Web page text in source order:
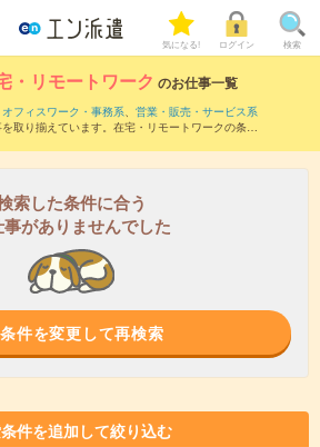
気になる! ログイン 検索
・リモートワーク のお仕事一覧
オフィスワーク・事務系、 営業・販売・サービス系
取り揃えています。在宅・リモートワークの条件
索した条件に合う
事がありませんでした
条件を変更して再検索
件を追加して絞り込む